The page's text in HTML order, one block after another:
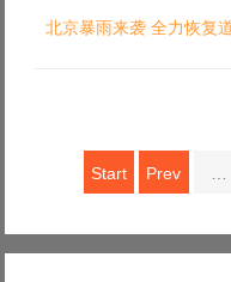
北京暴雨来袭 全力恢复
Start Prev